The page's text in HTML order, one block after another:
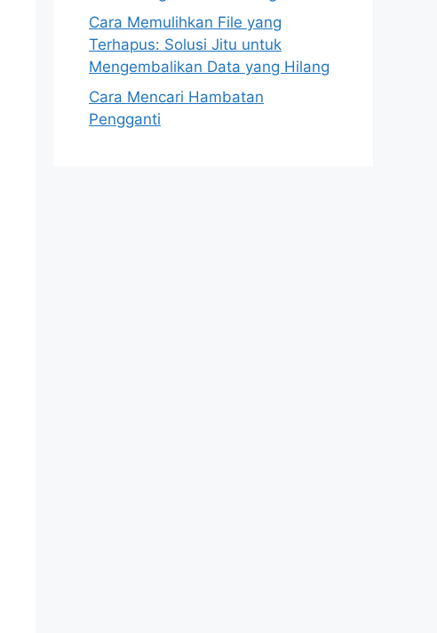
Cara Memulihkan File yang
Terhapus: Solusi Jitu untuk
Mengembalikan Data yang Hilang
Cara Mencari Hambatan
Pengganti